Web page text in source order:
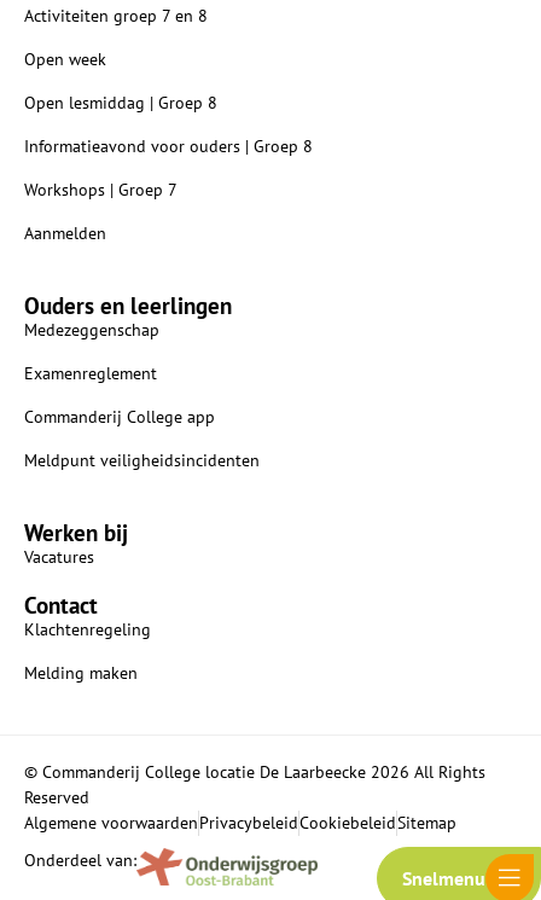
Activiteiten groep 7 en 8
Open week
Open lesmiddag | Groep 8
Informatieavond voor ouders | Groep 8
Workshops | Groep 7
Aanmelden
Ouders en leerlingen
Medezeggenschap
Examenreglement
Commanderij College app
Meldpunt veiligheidsincidenten
Werken bij
Vacatures
Contact
Klachtenregeling
Melding maken
© Commanderij College locatie De Laarbeecke 2026 All Rights
Reserved
Algemene voorwaardenPrivacybeleidCookiebeleidSitemap
Onderdeel van:
Snelmenu